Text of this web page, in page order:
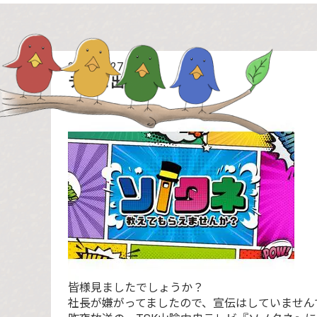
2021.10.27更新
テレビ出演！！
皆様見ましたでしょうか？
社長が嫌がってましたので、宣伝はしていませ